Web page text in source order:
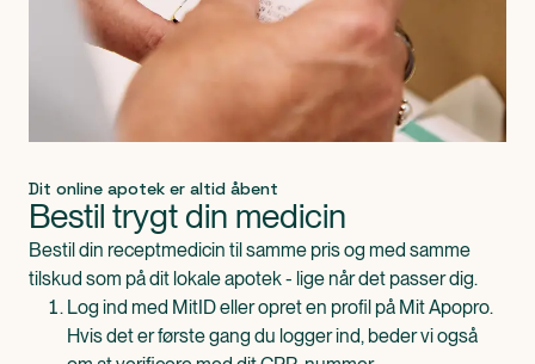
Dit online apotek er altid åbent
Bestil trygt din medicin
Bestil din receptmedicin til samme pris og med samme
tilskud som på dit lokale apotek - lige når det passer dig.
Log ind med MitID eller opret en profil på Mit Apopro.
Hvis det er første gang du logger ind, beder vi også